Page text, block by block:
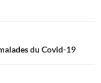
du Covid-19